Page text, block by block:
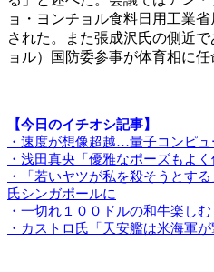
ョ・ヨンチョル食料日用工業
された。また張成沢氏の側近
ョル）国防委参事が体育相に任
【今日のイチオシ記事】
・速度が想像超越…量子コンピ
・浅田真央「優雅なポーズもよく
・「若いヤツが私を殺そうとす
氏シンガポールに
・一切れ１００ドルの和牛楽し
・カストロ氏「天安艦は米海軍が